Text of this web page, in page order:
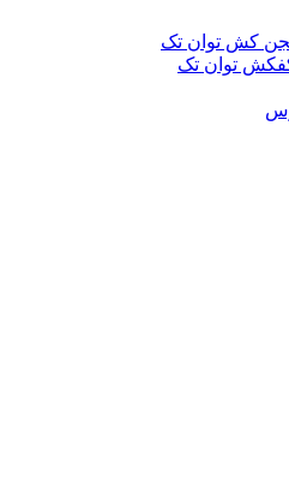
کش توان تک
توان تک